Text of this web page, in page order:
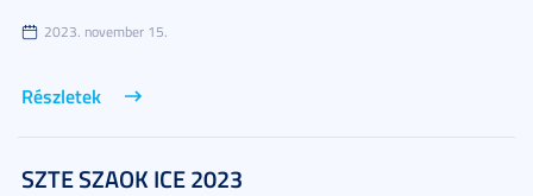
2023. november 15.
Részletek
SZTE SZAOK ICE 2023